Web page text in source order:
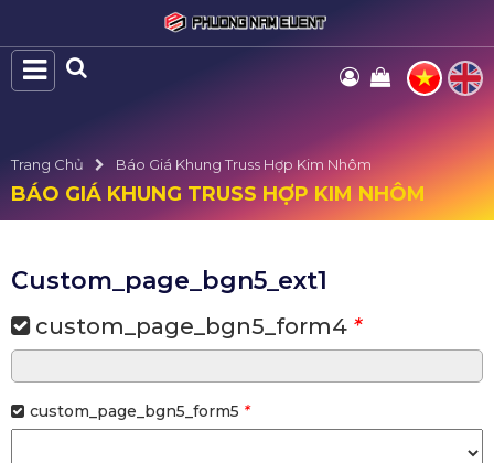
Trang Chủ Báo Giá Khung Truss Hợp Kim Nhôm
BÁO GIÁ KHUNG TRUSS HỢP KIM NHÔM
Custom_page_bgn5_ext1
custom_page_bgn5_form4 *
custom_page_bgn5_form5 *